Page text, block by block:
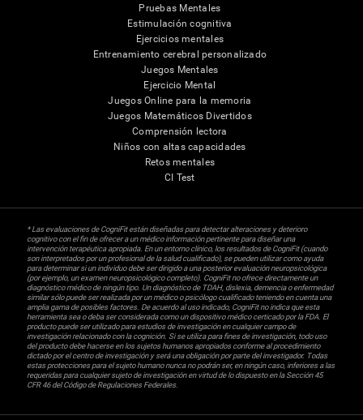
Pruebas Mentales
Estimulación cognitiva
Ejercicios mentales
Entrenamiento cerebral personalizado
Juegos Mentales
Ejercicio Mental
Juegos Online para la memoria
Juegos Matemáticos Divertidos
Comprensión lectora
Niños con altas capacidades
Retos mentales
CI Test
* Las evaluaciones de CogniFit están diseñadas para detectar alteraciones y deterioro
cognitivo con el fin de ofrecer a un médico información pertinente para diseñar una
intervención terapéutica apropiada. En un entorno clínico, los resultados de CogniFit (cuando
son interpretados por un profesional de la salud cualificado), se pueden utilizar como ayuda
para determinar si un individuo debe ser dirigido a una posterior evaluación neuropsicológica
(por ejemplo, un examen neuropsicológico completo). CogniFit no ofrece directamente un
diagnóstico médico de ningún tipo. Un diagnóstico de TDAH, dislexia, demencia o enfermedad
similar sólo puede ser realizada por un médico o psicólogo cualificado teniendo en cuenta una
amplia gama de posibles factores. De acuerdo al uso indicado, CogniFit no indica que esta
herramienta sea o deba ser considerada como un dispositivo médico certicado por la FDA. El
producto puede ser utilizado para estudios de investigación en cualquier campo de
investigación relacionado con la cognición. Si se utiliza para fines de investigación, todo uso
del producto debe hacerse en los sujetos humanos apropiados conforme al procedimiento
dictado por el centro de investigación y será una obligación por parte del investigador. Todas
estas protecciones para el sujeto humano nunca no podrán ser, en ningún caso, inferiores a las
requeridas para cualquier sujeto de investigación en virtud de lo dispuesto en la Sección 45
CFR 46 del Código de Regulaciones Federales.